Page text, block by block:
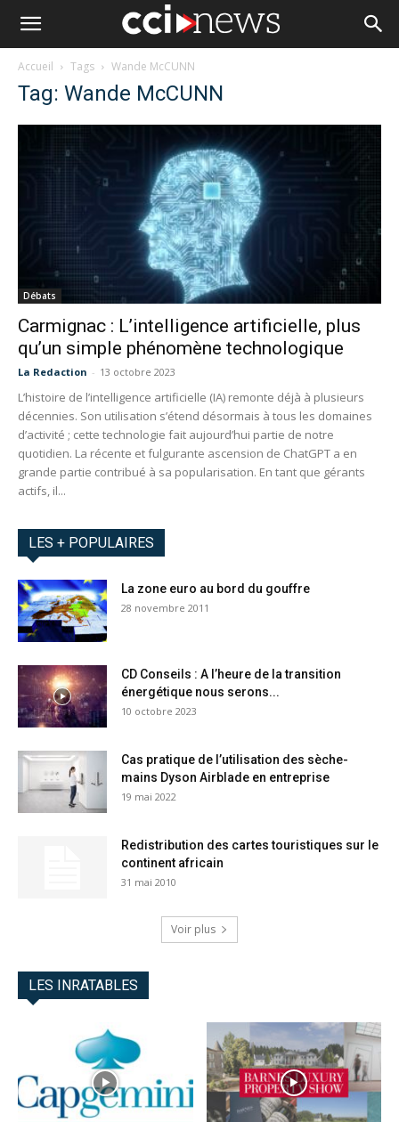
Accueil Tags Wande McCUNN
Tag: Wande McCUNN
Débats
Carmignac : L’intelligence artificielle, plus
qu’un simple phénomène technologique
La Redaction - 13 octobre 2023
L’histoire de l’intelligence artificielle (IA) remonte déjà à plusieurs
décennies. Son utilisation s’étend désormais à tous les domaines
d’activité ; cette technologie fait aujourd’hui partie de notre
quotidien. La récente et fulgurante ascension de ChatGPT a en
grande partie contribué à sa popularisation. En tant que gérants
actifs, il...
LES + POPULAIRES
La zone euro au bord du gouffre
28 novembre 2011
CD Conseils : A l’heure de la transition
énergétique nous serons...
10 octobre 2023
Cas pratique de l’utilisation des sèche-
mains Dyson Airblade en entreprise
19 mai 2022
Redistribution des cartes touristiques sur le
continent africain
31 mai 2010
Voir plus
LES INRATABLES